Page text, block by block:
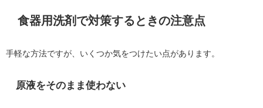
食器用洗剤で対策するときの注意点
手軽な方法ですが、いくつか気をつけたい点があります。
原液をそのまま使わない